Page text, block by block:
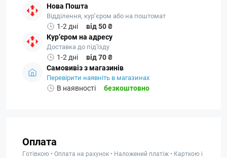
Нова Пошта
Відділення, кур’єром або на поштомат
1-2 дні
від 50 ₴
Кур’єром на адресу
Доставка до під'їзду
1-2 дні
від 70 ₴
Самовивіз з магазинів
Перевірити наявніть в магазинах
В наявності безкоштовно
Оплата
Готівкою • Оплата на рахунок • Наложений платіж • Карткою і